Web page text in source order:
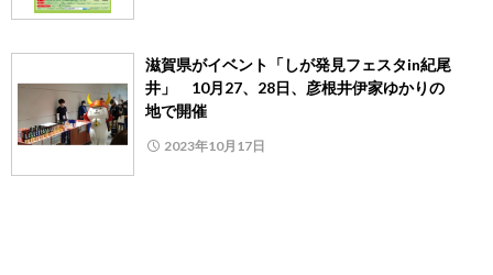
滋賀県がイベント「しが発見フェスタin紀尾
井」 10月27、28日、彦根井伊家ゆかりの
地で開催
2023年10月17日